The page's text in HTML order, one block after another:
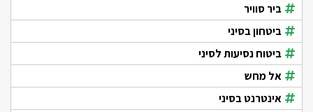
ביר סוויר
ביטחון בסיני
ביטוח נסיעות לסיני
אל מחש
אינטרנט בסיני